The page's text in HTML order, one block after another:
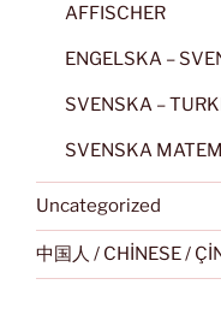
AFFISCHER
ENGELSKA –
SVENSKA –
SVENSKA
Uncategorized
中国人 / CHİNESE /